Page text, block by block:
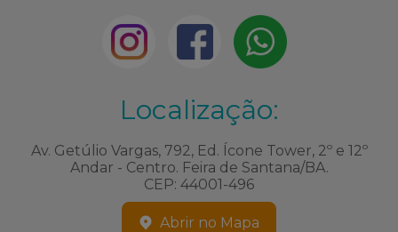
Localização:
Av. Getúlio Vargas, 792, Ed. Ícone Tower, 2º e 12º
Andar - Centro. Feira de Santana/BA.
CEP: 44001-496
Abrir no Mapa